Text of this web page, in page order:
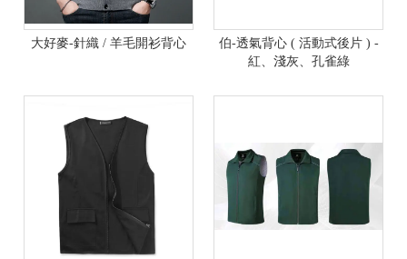
大好麥-針織 / 羊毛開衫背心
伯-透氣背心 ( 活動式後片 ) -
紅、淺灰、孔雀綠